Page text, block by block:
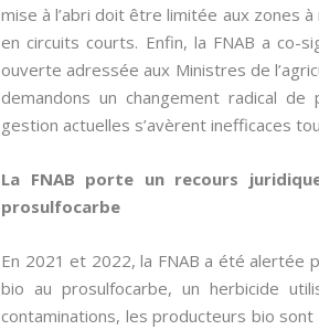
mise à l’abri doit être limitée aux zones
en circuits courts. Enfin, la FNAB a
ouverte adressée aux Ministres de
demandons un changement radical
gestion actuelles s’avèrent inefficaces
La FNAB porte un recours
prosulfocarbe
En 2021 et 2022, la FNAB a été alertée
bio au prosulfocarbe, un herbicide
contaminations, les producteurs bio